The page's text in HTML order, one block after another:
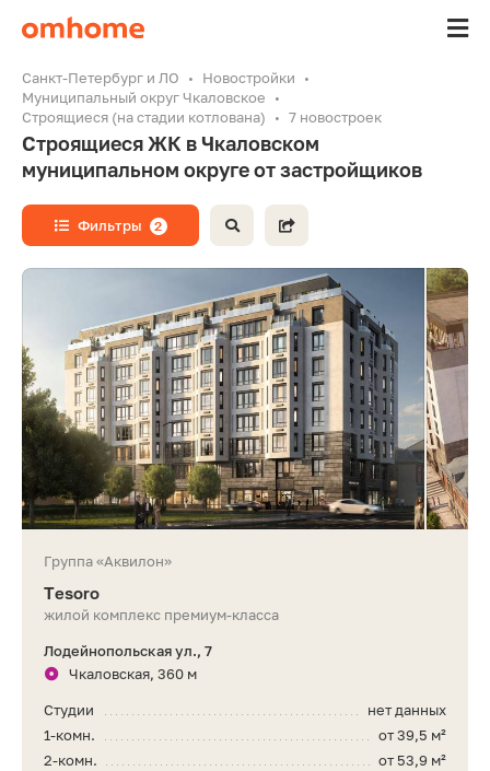
Санкт-Петербург и ЛО
Новостройки
Муниципальный округ Чкаловское
Строящиеся (на стадии котлована)
7 новостроек
Строящиеся ЖК в Чкаловском
муниципальном округе от застройщиков
Фильтры 2
Группа «Аквилон»
Tesoro
жилой комплекс премиум-класса
Лодейнопольская ул., 7
Чкаловская, 360 м
нет данных
Студии
от 39,5 м²
1-комн.
от 53,9 м²
2-комн.